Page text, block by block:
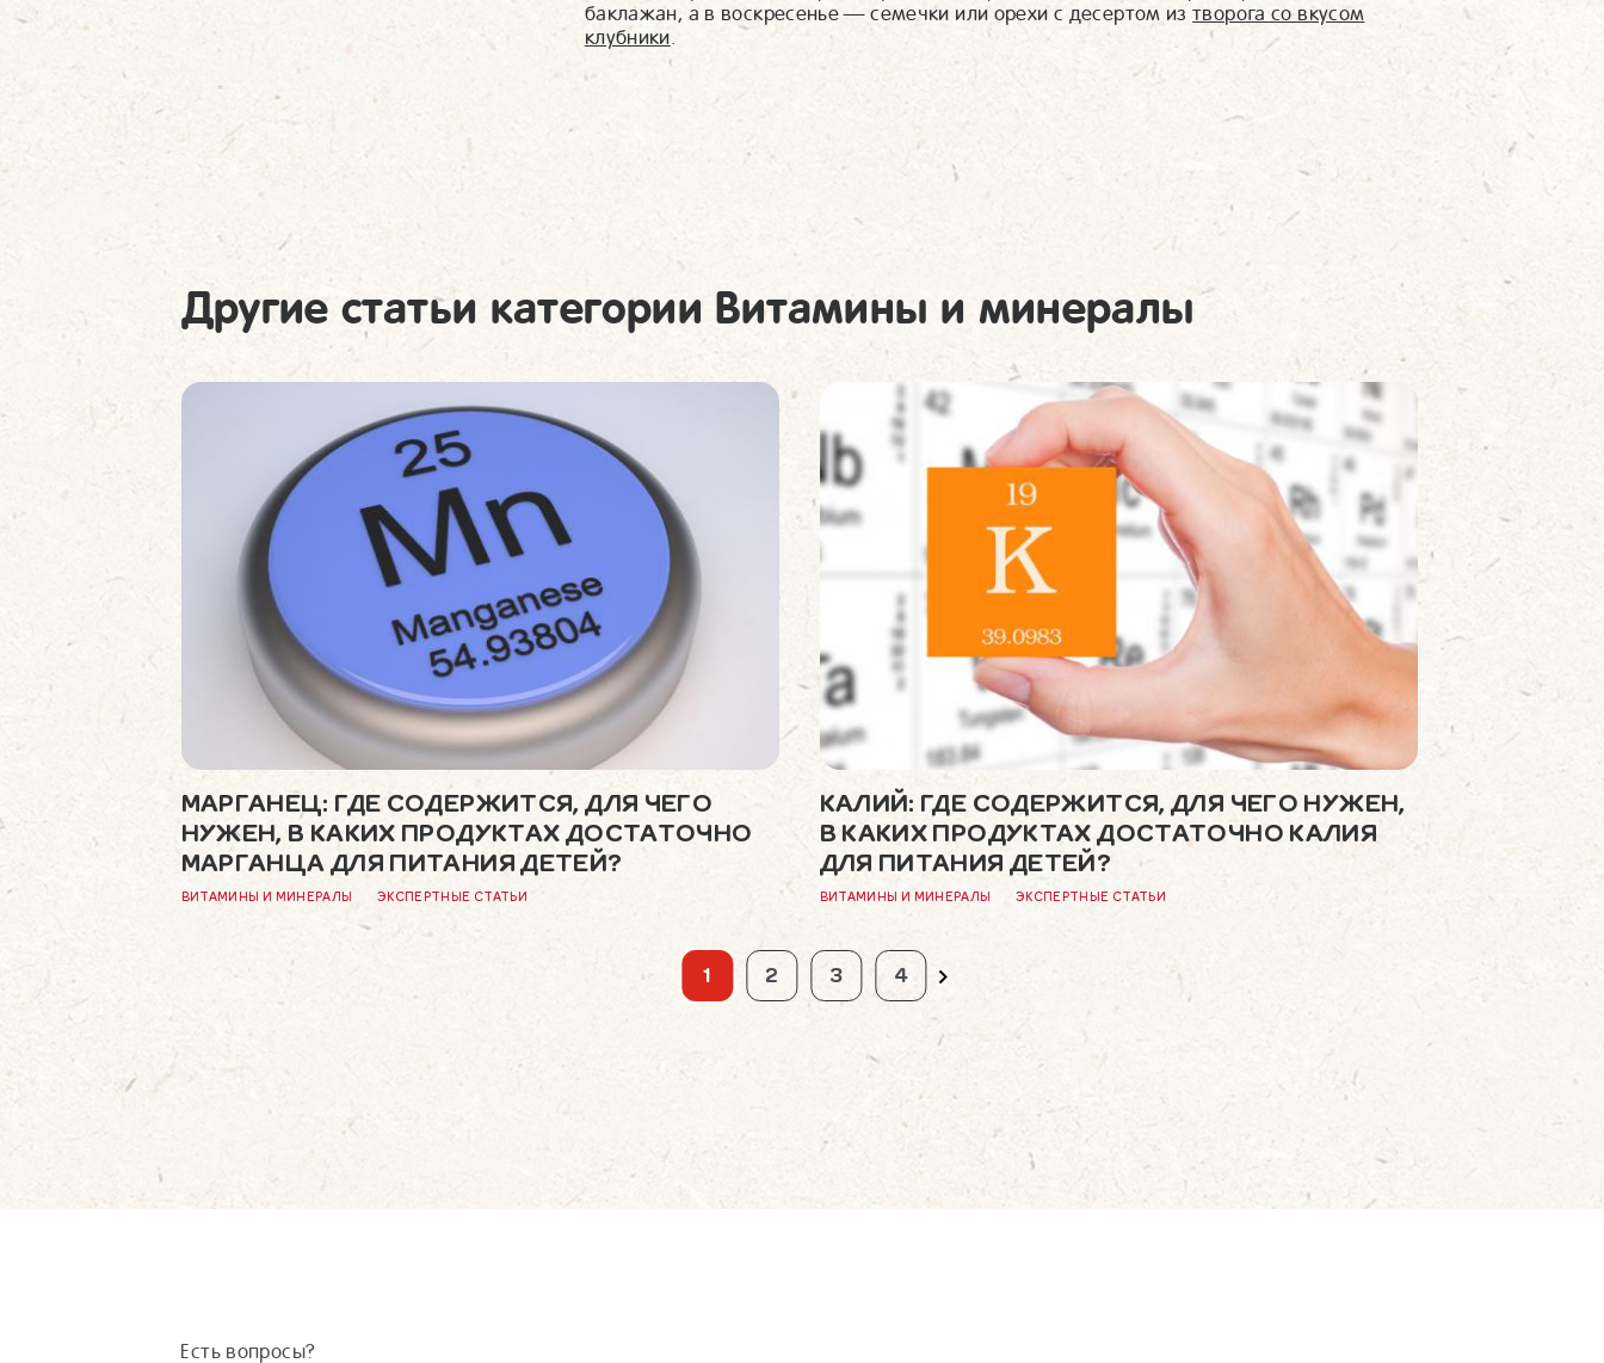
баклажан, а в воскресенье — семечки или орехи с десертом изтворога со вкусом
клубники.
Другие статьи категории Витамины и минералы
МАРГАНЕЦ: ГДЕ СОДЕРЖИТСЯ, ДЛЯ ЧЕГО
НУЖЕН, В КАКИХ ПРОДУКТАХ ДОСТАТОЧНО
МАРГАНЦА ДЛЯ ПИТАНИЯ ДЕТЕЙ?
ВИТАМИНЫ И МИНЕРАЛЫ ЭКСПЕРТНЫЕ СТАТЬИ
КАЛИЙ: ГДЕ СОДЕРЖИТСЯ, ДЛЯ ЧЕГО НУЖЕН,
В КАКИХ ПРОДУКТАХ ДОСТАТОЧНО КАЛИЯ
ДЛЯ ПИТАНИЯ ДЕТЕЙ?
ВИТАМИНЫ И МИНЕРАЛЫ ЭКСПЕРТНЫЕ СТАТЬИ
ЙОД
1 2 3 4
Есть вопросы?